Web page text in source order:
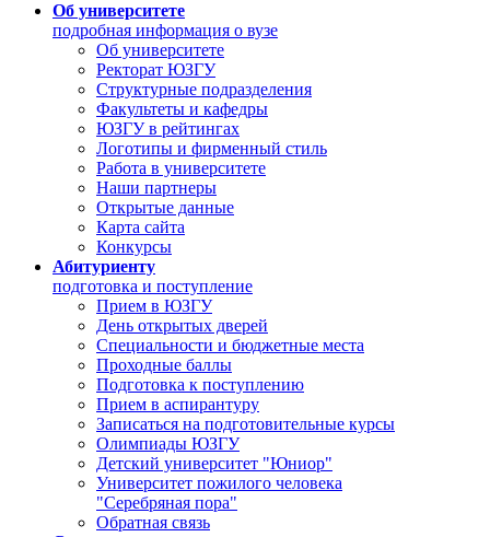
Об университете
подробная информация о вузе
Об университете
Ректорат ЮЗГУ
Структурные подразделения
Факультеты и кафедры
ЮЗГУ в рейтингах
Логотипы и фирменный стиль
Работа в университете
Наши партнеры
Открытые данные
Карта сайта
Конкурсы
Абитуриенту
подготовка и поступление
Прием в ЮЗГУ
День открытых дверей
Специальности и бюджетные места
Проходные баллы
Подготовка к поступлению
Прием в аспирантуру
Записаться на подготовительные курсы
Олимпиады ЮЗГУ
Детский университет "Юниор"
Университет пожилого человека
"Серебряная пора"
Обратная связь